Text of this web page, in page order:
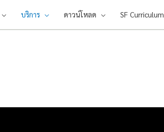
บริการ ดาวน์โหลด SF Curriculum